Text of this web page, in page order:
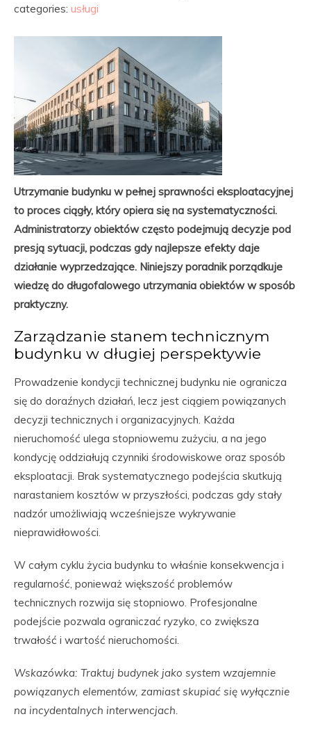
categories: usługi
Utrzymanie budynku w pełnej sprawności eksploatacyjnej
to proces ciągły, który opiera się na systematyczności.
Administratorzy obiektów często podejmują decyzje pod
presją sytuacji, podczas gdy najlepsze efekty daje
działanie wyprzedzające. Niniejszy poradnik porządkuje
wiedzę do długofalowego utrzymania obiektów w sposób
praktyczny.
Zarządzanie stanem technicznym
budynku w długiej perspektywie
Prowadzenie kondycji technicznej budynku nie ogranicza
się do doraźnych działań, lecz jest ciągiem powiązanych
decyzji technicznych i organizacyjnych. Każda
nieruchomość ulega stopniowemu zużyciu, a na jego
kondycję oddziałują czynniki środowiskowe oraz sposób
eksploatacji. Brak systematycznego podejścia skutkują
narastaniem kosztów w przyszłości, podczas gdy stały
nadzór umożliwiają wcześniejsze wykrywanie
nieprawidłowości.
W całym cyklu życia budynku to właśnie konsekwencja i
regularność, ponieważ większość problemów
technicznych rozwija się stopniowo. Profesjonalne
podejście pozwala ograniczać ryzyko, co zwiększa
trwałość i wartość nieruchomości.
Wskazówka: Traktuj budynek jako system wzajemnie
powiązanych elementów, zamiast skupiać się wyłącznie
na incydentalnych interwencjach.